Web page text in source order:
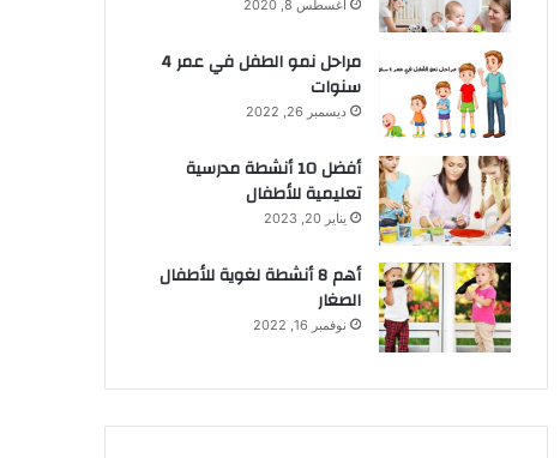
أغسطس 8, 2020
مراحل نمو الطفل في عمر 4
سنوات
ديسمبر 26, 2022
أفضل 10 أنشطة مدرسية
تعليمية للأطفال
يناير 20, 2023
أهم 8 أنشطة لغوية للأطفال
الصغار
نوفمبر 16, 2022